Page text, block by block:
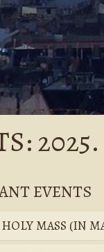
EVENTS
MASS (IN